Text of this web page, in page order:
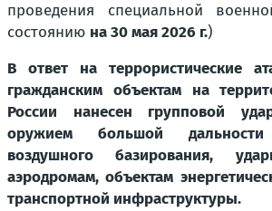
проведения специальной
состоянию на 30 мая 2026 г.)
В ответ на террористические
гражданским объектам на
России нанесен групповой
оружием большой
воздушного базирования,
аэродромам, объектам
транспортной инфраструктуры.